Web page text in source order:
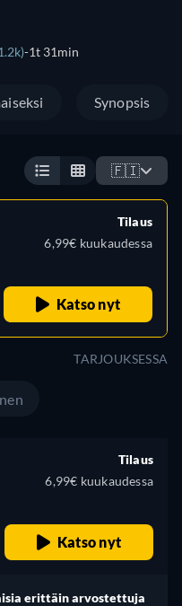
1t 31min
Synopsis
🇫🇮
Tilaus
6,99€ kuukaudessa
Katso nyt
TARJOUKSESSA
Tilaus
6,99€ kuukaudessa
Katso nyt
erittäin arvostettuja